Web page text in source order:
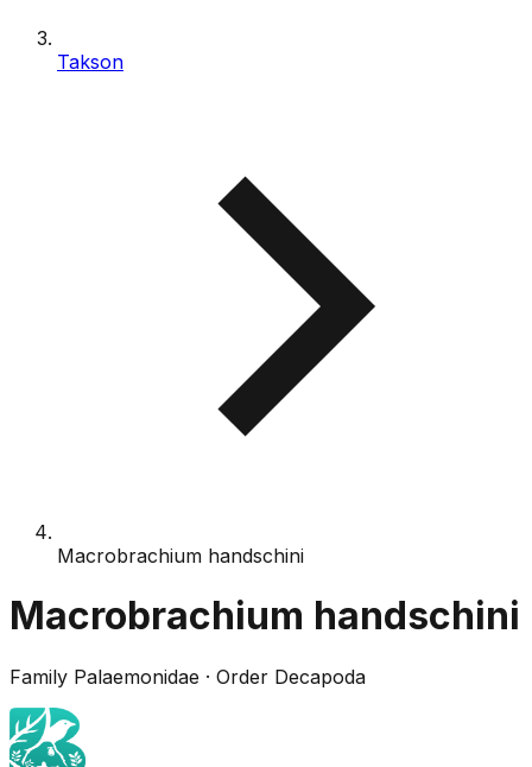
Takson
Macrobrachium handschini
Macrobrachium handschini
Family Palaemonidae · Order Decapoda